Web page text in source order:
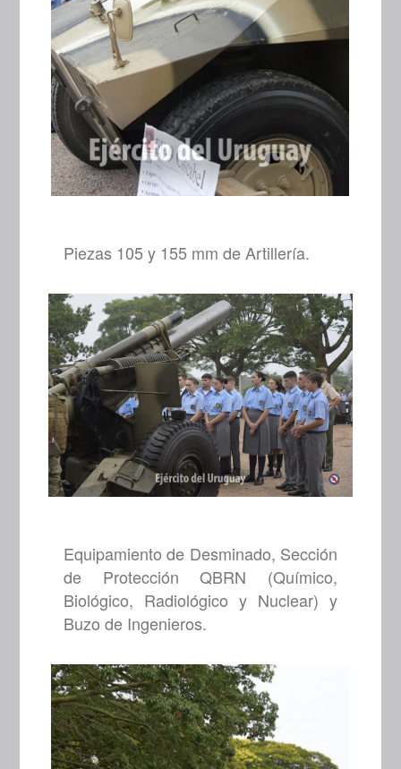
Piezas 105 y 155 mm de Artillería.
Equipamiento de Desminado, Sección
de Protección QBRN (Químico,
Biológico, Radiológico y Nuclear) y
Buzo de Ingenieros.